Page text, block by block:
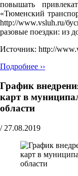
повышать
«Тюменский
http://www.vsluh.ru/
разовые поездки: из
Источник: http://
Подробнее ››
График
карт в
области
/ 27.08.2019